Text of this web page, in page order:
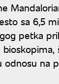
sa 6,5
petka
na